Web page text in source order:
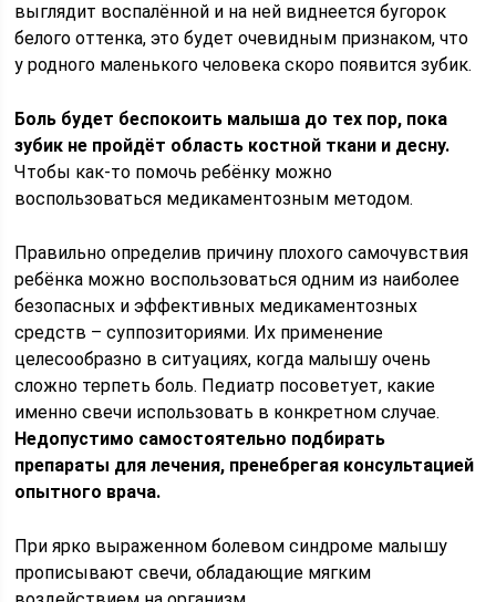
выглядит воспалённой и на ней виднеется бугорок
белого оттенка, это будет очевидным признаком, что
у родного маленького человека скоро появится зубик.
Боль будет беспокоить малыша до тех пор, пока
зубик не пройдёт область костной ткани и десну.
Чтобы как-то помочь ребёнку можно
воспользоваться медикаментозным методом.
Правильно определив причину плохого самочувствия
ребёнка можно воспользоваться одним из наиболее
безопасных и эффективных медикаментозных
средств – суппозиториями. Их применение
целесообразно в ситуациях, когда малышу очень
сложно терпеть боль. Педиатр посоветует, какие
именно свечи использовать в конкретном случае.
Недопустимо самостоятельно подбирать
препараты для лечения, пренебрегая консультацией
опытного врача.
При ярко выраженном болевом синдроме малышу
прописывают свечи, обладающие мягким